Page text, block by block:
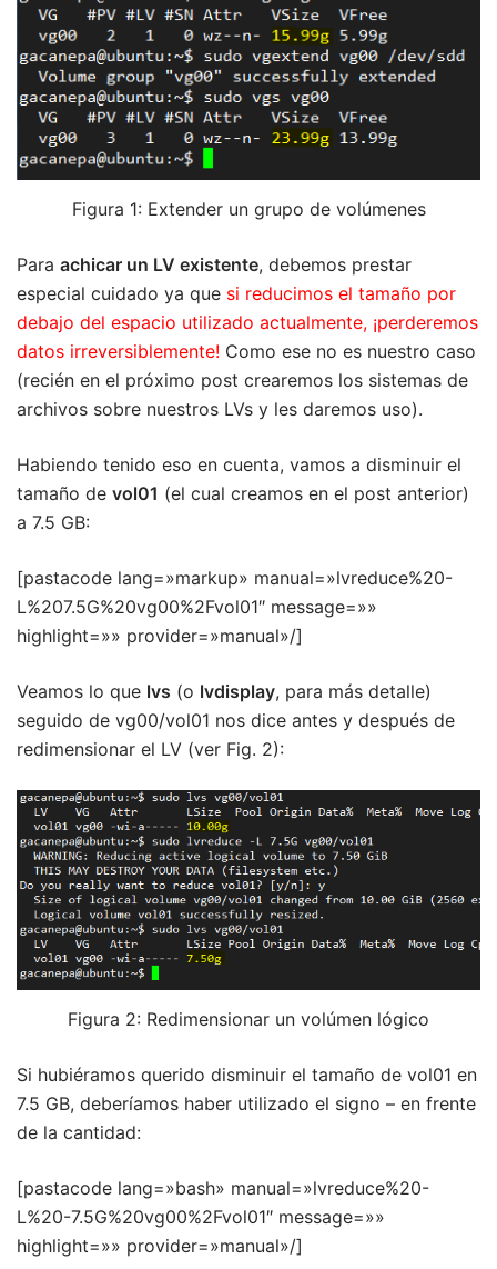
Figura 1: Extender un grupo de volúmenes
Para achicar un LV existente, debemos prestar
especial cuidado ya que si reducimos el tamaño por
debajo del espacio utilizado actualmente, ¡perderemos
datos irreversiblemente! Como ese no es nuestro caso
(recién en el próximo post crearemos los sistemas de
archivos sobre nuestros LVs y les daremos uso).
Habiendo tenido eso en cuenta, vamos a disminuir el
tamaño de vol01 (el cual creamos en el post anterior)
a 7.5 GB:
[pastacode lang=»markup» manual=»lvreduce%20-
L%207.5G%20vg00%2Fvol01″ message=»»
highlight=»» provider=»manual»/]
Veamos lo que lvs (o lvdisplay, para más detalle)
seguido de vg00/vol01 nos dice antes y después de
redimensionar el LV (ver Fig. 2):
Figura 2: Redimensionar un volúmen lógico
Si hubiéramos querido disminuir el tamaño de vol01 en
7.5 GB, deberíamos haber utilizado el signo – en frente
de la cantidad:
[pastacode lang=»bash» manual=»lvreduce%20-
L%20-7.5G%20vg00%2Fvol01″ message=»»
highlight=»» provider=»manual»/]